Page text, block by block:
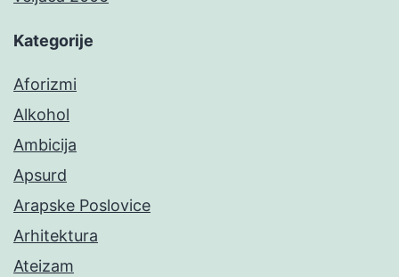
Kategorije
Aforizmi
Alkohol
Ambicija
Apsurd
Arapske Poslovice
Arhitektura
Ateizam